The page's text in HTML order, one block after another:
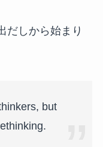
だしから始まり
but